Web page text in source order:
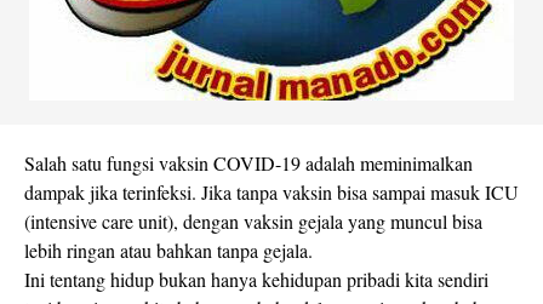
Salah satu fungsi vaksin COVID-19 adalah meminimalkan
dampak jika terinfeksi. Jika tanpa vaksin bisa sampai masuk ICU
(intensive care unit), dengan vaksin gejala yang muncul bisa
lebih ringan atau bahkan tanpa gejala.
Ini tentang hidup bukan hanya kehidupan pribadi kita sendiri